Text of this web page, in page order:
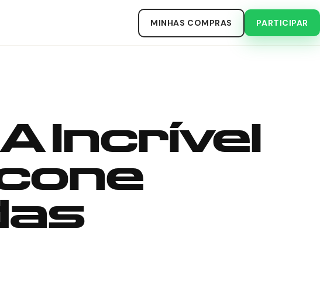
MINHAS COMPRAS PARTICIPAR
Incrível